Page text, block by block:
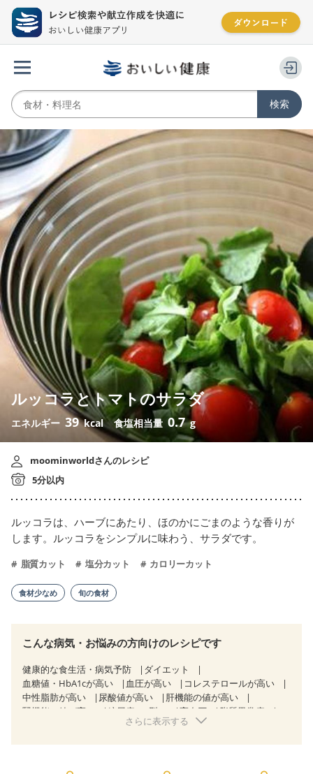
ルッコラとトマトのサラダ
エネルギー 39 kcal 食塩相当量 0.7 g
moominworldさんのレシピ
5分以内
ルッコラは、ハーブにあたり、ほのかにごまのような香りが
します。ルッコラをシンプルに味わう、サラダです。
脂質カット 塩分カット カロリーカット
食材少なめ 旬の食材
こんな病気・お悩みの方向けのレシピです
健康的な食生活・病気予防
ダイエット
血糖値・HbA1cが高い
血圧が高い
コレステロールが高い
中性脂肪が高い
尿酸値が高い
肝機能の値が高い
腎機能の値が高い
糖尿病（2型） 高血圧
脂質異常症
狭心症 心筋梗塞
さらに表示する